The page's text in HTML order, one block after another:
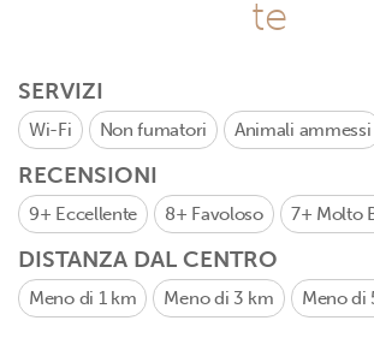
te
SERVIZI
Wi-Fi Non fumatori Animali ammessi
RECENSIONI
9+ Eccellente 8+ Favoloso 7+ Molto
DISTANZA DAL CENTRO
Meno di 1 km Meno di 3 km Meno di